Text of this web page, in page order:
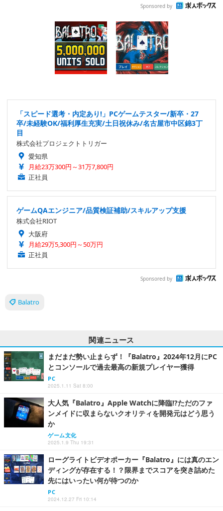
Sponsored by
「スピード選考・内定あり!」PCゲームテスター/新卒・27
卒/未経験OK/福利厚生充実/土日祝休み/名古屋市中区錦3丁
目
株式会社プロジェクトトリガー
愛知県
月給23万300円～31万7,800円
正社員
ゲームQAエンジニア/品質検証補助/スキルアップ支援
株式会社RIOT
大阪府
月給29万5,300円～50万円
正社員
Sponsored by
Balatro
関連ニュース
まだまだ勢い止まらず！『Balatro』2024年12月にPC
とコンソールで過去最高の新規プレイヤー獲得
PC
2025.1.11 Sat 8:00
大人気『Balatro』Apple Watchに降臨!?ただのファ
ンメイドに収まらないクオリティを開発元はどう思う
か
ゲーム文化
2025.1.9 Thu 19:31
ローグライトビデオポーカー『Balatro』には真のエン
ディングが存在する！？限界までスコアを突き詰めた
先にはいったい何が待つのか
PC
2024.12.27 Fri 10:14